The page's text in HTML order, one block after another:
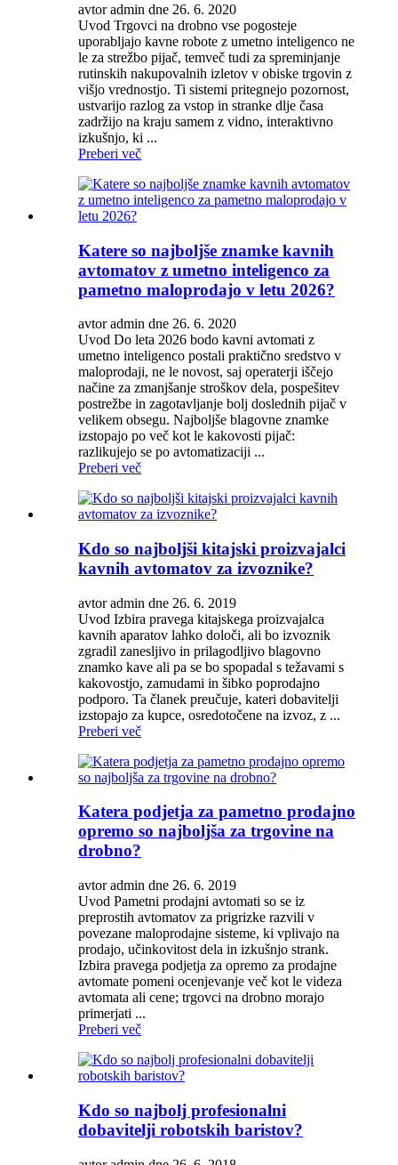
avtor admin dne 26. 6. 2020
Uvod Trgovci na drobno vse pogosteje
uporabljajo kavne robote z umetno inteligenco ne
le za strežbo pijač, temveč tudi za spreminjanje
rutinskih nakupovalnih izletov v obiske trgovin z
višjo vrednostjo. Ti sistemi pritegnejo pozornost,
ustvarijo razlog za vstop in stranke dlje časa
zadržijo na kraju samem z vidno, interaktivno
izkušnjo, ki ...
Preberi več
Katere so najboljše znamke kavnih
avtomatov z umetno inteligenco za
pametno maloprodajo v letu 2026?
avtor admin dne 26. 6. 2020
Uvod Do leta 2026 bodo kavni avtomati z
umetno inteligenco postali praktično sredstvo v
maloprodaji, ne le novost, saj operaterji iščejo
načine za zmanjšanje stroškov dela, pospešitev
postrežbe in zagotavljanje bolj doslednih pijač v
velikem obsegu. Najboljše blagovne znamke
izstopajo po več kot le kakovosti pijač:
razlikujejo se po avtomatizaciji ...
Preberi več
Kdo so najboljši kitajski proizvajalci
kavnih avtomatov za izvoznike?
avtor admin dne 26. 6. 2019
Uvod Izbira pravega kitajskega proizvajalca
kavnih aparatov lahko določi, ali bo izvoznik
zgradil zanesljivo in prilagodljivo blagovno
znamko kave ali pa se bo spopadal s težavami s
kakovostjo, zamudami in šibko poprodajno
podporo. Ta članek preučuje, kateri dobavitelji
izstopajo za kupce, osredotočene na izvoz, z ...
Preberi več
Katera podjetja za pametno prodajno
opremo so najboljša za trgovine na
drobno?
avtor admin dne 26. 6. 2019
Uvod Pametni prodajni avtomati so se iz
preprostih avtomatov za prigrizke razvili v
povezane maloprodajne sisteme, ki vplivajo na
prodajo, učinkovitost dela in izkušnjo strank.
Izbira pravega podjetja za opremo za prodajne
avtomate pomeni ocenjevanje več kot le videza
avtomata ali cene; trgovci na drobno morajo
primerjati ...
Preberi več
Kdo so najbolj profesionalni
dobavitelji robotskih baristov?